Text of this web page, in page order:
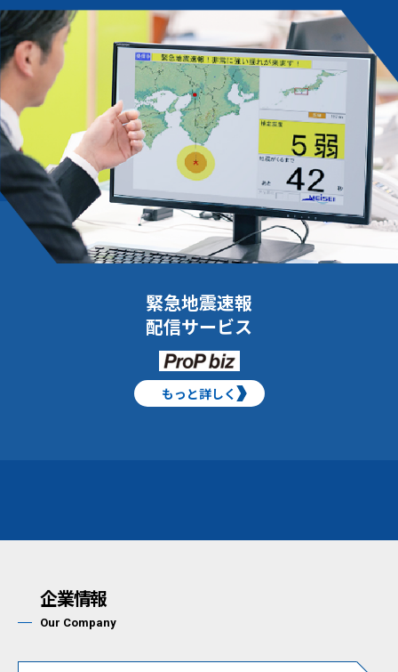
緊急地震速報
配信サービス
もっと詳しく
企業情報
Our Company